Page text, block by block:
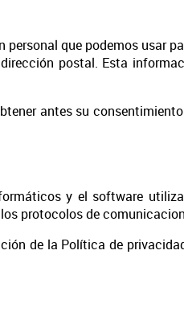
que podemos usar
postal. Esta
antes su
y el software
protocolos de
de la Política de